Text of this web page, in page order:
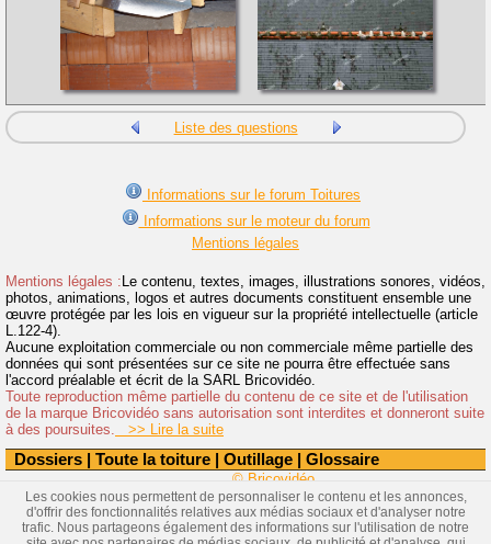
Dossiers | Toute la toiture | Outillage | Glossaire
Liste des questions
Informations sur le forum Toitures
Informations sur le moteur du forum
Mentions légales
Mentions légales : Le contenu, textes, images, illustrations sonores, vidéos,
photos, animations, logos et autres documents constituent ensemble une
œuvre protégée par les lois en vigueur sur la propriété intellectuelle (article
L.122-4).
Aucune exploitation commerciale ou non commerciale même partielle des
données qui sont présentées sur ce site ne pourra être effectuée sans
l'accord préalable et écrit de la SARL Bricovidéo.
Toute reproduction même partielle du contenu de ce site et de l'utilisation
de la marque Bricovidéo sans autorisation sont interdites et donneront suite
à des poursuites. >> Lire la suite
© Bricovidéo
Les cookies nous permettent de personnaliser le contenu et les annonces,
d'offrir des fonctionnalités relatives aux médias sociaux et d'analyser notre
trafic. Nous partageons également des informations sur l'utilisation de notre